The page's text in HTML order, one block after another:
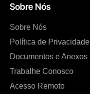
Sobre Nós
Sobre Nós
Política de Privacidade
Documentos e Anexos
Trabalhe Conosco
Acesso Remoto